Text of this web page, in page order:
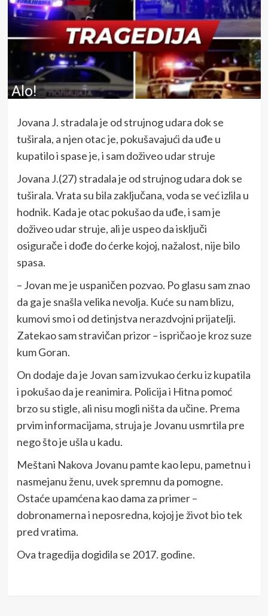
Jovana J. stradala je od strujnog udara dok se
tuširala, a njen otac je, pokušavajući da uđe u
kupatilo i spase je, i sam doživeo udar struje
Jovana J.(27) stradala je od strujnog udara dok se
tuširala. Vrata su bila zaključana, voda se već izlila u
hodnik. Kada je otac pokušao da uđe, i sam je
doživeo udar struje, ali je uspeo da isključi
osigurače i dođe do ćerke kojoj, nažalost, nije bilo
spasa.
– Jovan me je uspaničen pozvao. Po glasu sam znao
da ga je snašla velika nevolja. Kuće su nam blizu,
kumovi smo i od detinjstva nerazdvojni prijatelji.
Zatekao sam stravičan prizor – ispričao je kroz suze
kum Goran.
On dodaje da je Jovan sam izvukao ćerku iz kupatila
i pokušao da je reanimira. Policija i Hitna pomoć
brzo su stigle, ali nisu mogli ništa da učine. Prema
prvim informacijama, struja je Jovanu usmrtila pre
nego što je ušla u kadu.
Meštani Nakova Jovanu pamte kao lepu, pametnu i
nasmejanu ženu, uvek spremnu da pomogne.
Ostaće upamćena kao dama za primer –
dobronamerna i neposredna, kojoj je život bio tek
pred vratima.
Ova tragedija dogidila se 2017. godine.